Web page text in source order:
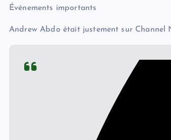
Événements importants
Andrew Abdo était justement sur Channel